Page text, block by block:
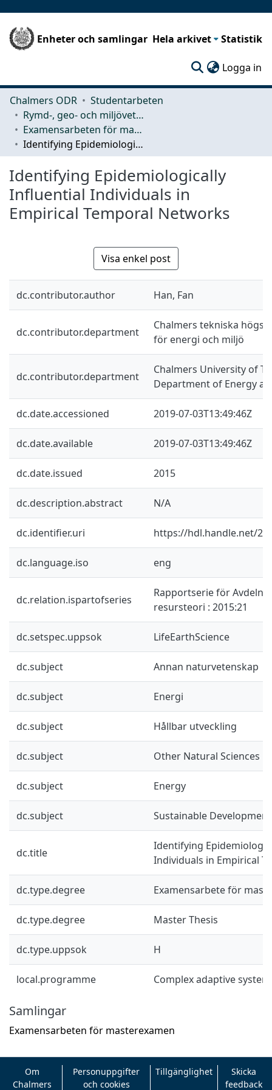
Enheter och samlingar Hela arkivet Statistik
Logga in
Chalmers ODR
Studentarbeten
Rymd-, geo- och miljövetenskap (SEE)
Examensarbeten för masterexamen
Identifying Epidemiologically Influential Individuals in Empirical Temporal Networks
Identifying Epidemiologically
Influential Individuals in
Empirical Temporal Networks
Visa enkel post
dc.contributor.author Han, Fan
dc.contributor.department
Chalmers tekniska
för energi och miljö
dc.contributor.department
Chalmers University of
Department of Energy
dc.date.accessioned 2019-07-03T13:49:46Z
dc.date.available 2019-07-03T13:49:46Z
dc.date.issued 2015
dc.description.abstract N/A
dc.identifier.uri https://hdl.handle.net/
dc.language.iso eng
dc.relation.ispartofseries
Rapportserie för
resursteori : 2015:21
dc.setspec.uppsok LifeEarthScience
dc.subject Annan naturvetenskap
dc.subject Energi
dc.subject Hållbar utveckling
dc.subject Other Natural Sciences
dc.subject Energy
dc.subject Sustainable Development
dc.title
Identifying
Individuals in Empirical
dc.type.degree Examensarbete för
dc.type.degree Master Thesis
dc.type.uppsok H
local.programme Complex adaptive
Samlingar
Examensarbeten för masterexamen
Om
Chalmers
Personuppgifter
och cookies
Tillgänglighet
Skicka
feedback